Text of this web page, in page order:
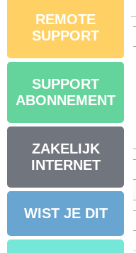
REMOTE
SUPPORT
SUPPORT
ABONNEMENT
ZAKELIJK
INTERNET
WIST JE DIT